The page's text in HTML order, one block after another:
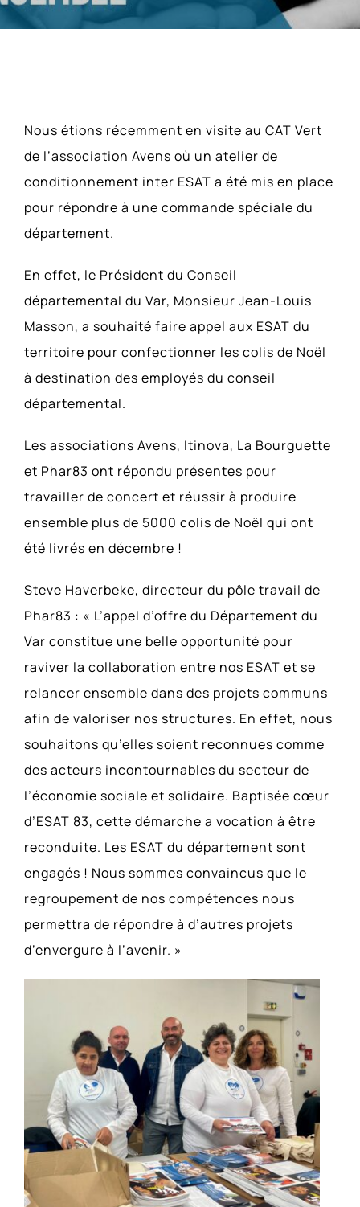
Actualités
l'image
agrandie
Nous étions récemment en visite au CAT Vert
de l’association Avens où un atelier de
conditionnement inter ESAT a été mis en place
pour répondre à une commande spéciale du
département.
En effet, le Président du Conseil
départemental du Var, Monsieur Jean-Louis
Masson, a souhaité faire appel aux ESAT du
territoire pour confectionner les colis de Noël
à destination des employés du conseil
départemental.
Les associations Avens, Itinova, La Bourguette
et Phar83 ont répondu présentes pour
travailler de concert et réussir à produire
ensemble plus de 5000 colis de Noël qui ont
été livrés en décembre !
Steve Haverbeke, directeur du pôle travail de
Phar83 : « L’appel d’offre du Département du
Var constitue une belle opportunité pour
raviver la collaboration entre nos ESAT et se
relancer ensemble dans des projets communs
afin de valoriser nos structures. En effet, nous
souhaitons qu’elles soient reconnues comme
des acteurs incontournables du secteur de
l’économie sociale et solidaire. Baptisée cœur
d’ESAT 83, cette démarche a vocation à être
reconduite. Les ESAT du département sont
engagés ! Nous sommes convaincus que le
regroupement de nos compétences nous
permettra de répondre à d’autres projets
d’envergure à l’avenir. »